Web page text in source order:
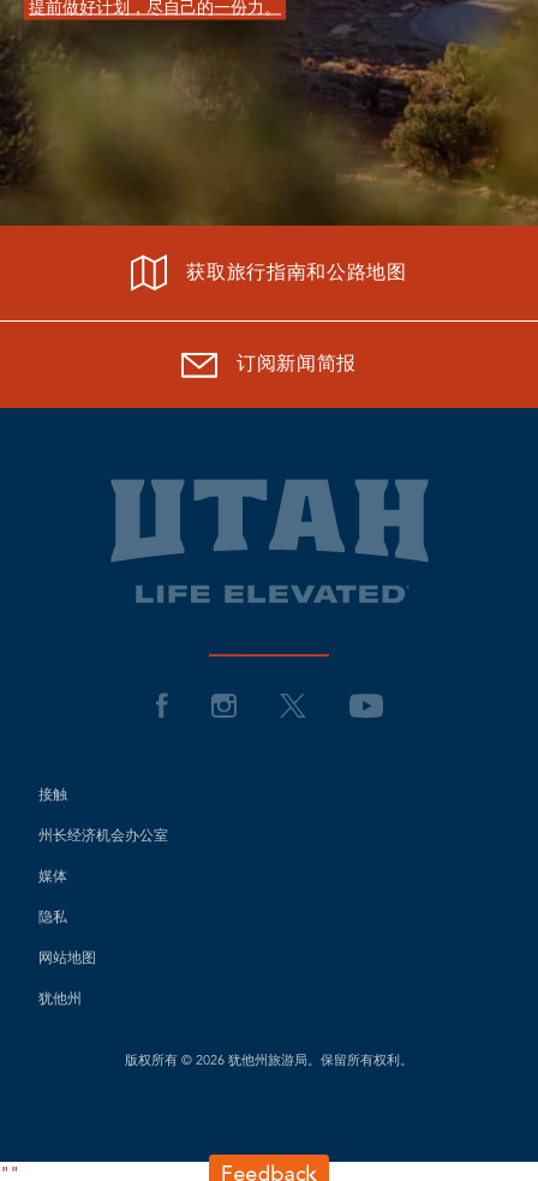
提前做好计划，尽自己的一份力。
获取旅行指南和公路地图
订阅新闻简报
接触
州长经济机会办公室
媒体
隐私
网站地图
犹他州
版权所有 © 2026 犹他州旅游局。保留所有权利。
" "